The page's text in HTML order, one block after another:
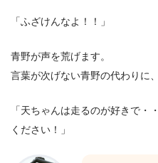
「ふざけんなよ！！」
青野が声を荒げます。
言葉が次げない青野の代わりに
「天ちゃんは走るのが好きで
ください！」